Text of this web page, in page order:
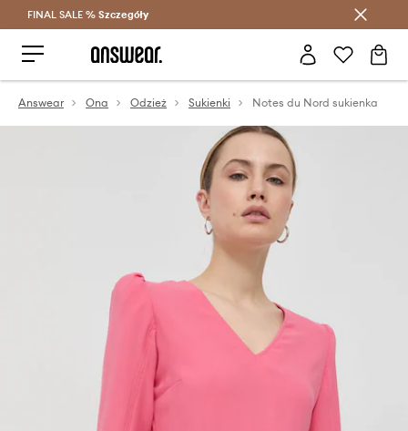
Oszczędzaj z Answear Club >
FINAL SALE % Szczegóły
Answear Ona Odzież Sukienki Notes du Nord sukienka